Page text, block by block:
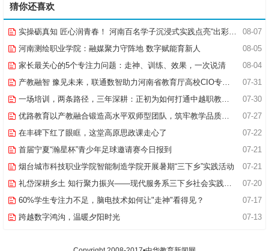
猜你还喜欢
08-07
实操砺真知 匠心润青春！ 河南百名学子沉浸式实践点亮“出彩中原”实践路
08-05
河南测绘职业学院：融媒聚力守阵地 数字赋能育新人
08-04
家长最关心的5个专注力问题：走神、训练、效果，一次说清
07-31
产教融智 豫见未来，联通数智助力河南省教育厅高校CIO专题研究班共探AI赋能高等教育新路径
07-30
一场培训，两条路径，三年深耕：正初为如何打通中越职教合作的“最后一公里”
07-27
优路教育以产教融合锻造高水平双师型团队，筑牢教学品质基石
07-22
在丰碑下红了眼眶，这堂高原思政课走心了
07-21
首届宁夏“瀚星杯”青少年足球邀请赛今日报到
07-21
烟台城市科技职业学院智能制造学院开展暑期“三下乡”实践活动
07-20
礼岱深耕乡土 知行聚力振兴——现代服务系三下乡社会实践综述
07-17
60%学生专注力不足，脑电技术如何让"走神"看得见？
07-13
跨越数字鸿沟，温暖夕阳时光